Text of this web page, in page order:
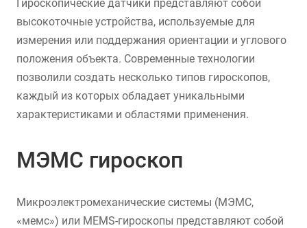
Гироскопические датчики представляют собой
высокоточные устройства, используемые для
измерения или поддержания ориентации и углового
положения объекта. Современные технологии
позволили создать несколько типов гироскопов,
каждый из которых обладает уникальными
характеристиками и областями применения.
МЭМС гироскоп
Микроэлектромеханические системы (МЭМС,
«мемс») или MEMS-гироскопы представляют собой